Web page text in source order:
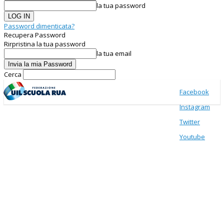
la tua password
Password dimenticata?
Recupera Password
Rirpristina la tua password
la tua email
Cerca
Facebook
Instagram
Twitter
Youtube